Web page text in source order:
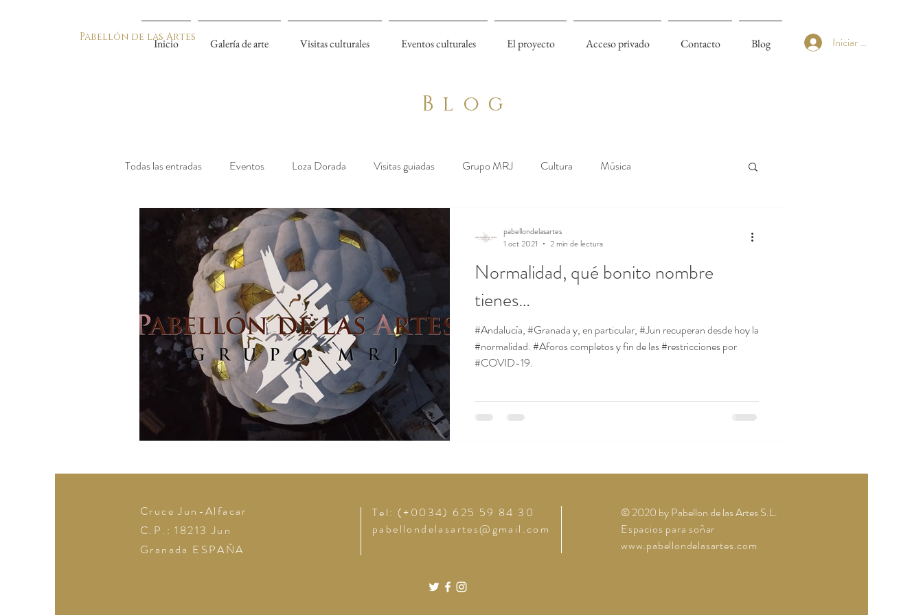
Pabellón de las Artes Iniciar sesión
Inicio Galería de arte Visitas culturales Eventos culturales El proyecto Acceso privado Contacto Blog
Blog
Todas las entradas Eventos Loza Dorada Visitas guiadas Grupo MRJ Cultura Música
Normalidad, qué bonito nombre
tienes…
#Andalucía, #Granada y, en particular, #Jun recuperan desde hoy la
#normalidad. #Aforos completos y fin de las #restricciones por
#COVID-19.
pabellondelasartes
1 oct 2021
2 min de lectura
Cruce Jun-Alfacar
C.P.: 18213Jun
Granada ESPAÑA
Tel: (+0034) 625 59 84 30
pabellondelasartes@gmail.com
© 2020 by Pabellon de las Artes S.L.
Espacios para soñar
www.pabellondelasartes.com